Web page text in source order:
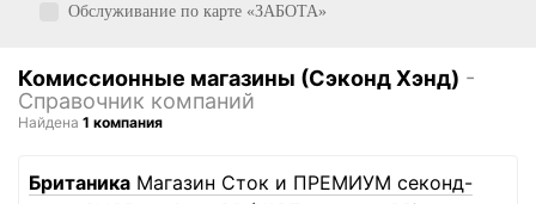
Обслуживание по карте «ЗАБОТА»
Комиссионные магазины (Сэконд Хэнд) -
Справочник компаний
Найдена 1 компания
Британика Магазин Сток и ПРЕМИУМ секонд-